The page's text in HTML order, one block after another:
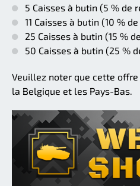
5 Caisses à butin (5 % de
11 Caisses à butin (10 %
25 Caisses à butin (15 %
50 Caisses à butin (25 %
Veuillez noter que cette
la Belgique et les Pays-Bas.